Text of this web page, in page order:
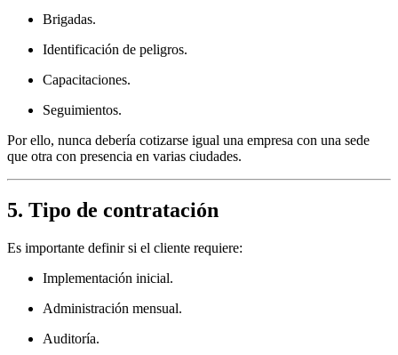
Brigadas.
Identificación de peligros.
Capacitaciones.
Seguimientos.
Por ello, nunca debería cotizarse igual una empresa con una sede
que otra con presencia en varias ciudades.
5. Tipo de contratación
Es importante definir si el cliente requiere:
Implementación inicial.
Administración mensual.
Auditoría.